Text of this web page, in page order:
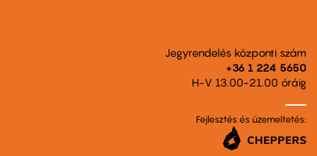
Jegyrendelés központi szám
+36 1 224 5650
H-V 13.00-21.00 óráig
Fejlesztés és üzemeltetés: